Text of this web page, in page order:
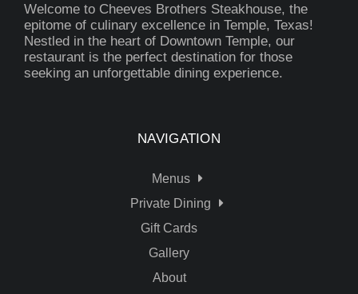
Welcome to Cheeves Brothers Steakhouse, the
epitome of culinary excellence in Temple, Texas!
Nestled in the heart of Downtown Temple, our
restaurant is the perfect destination for those
seeking an unforgettable dining experience.
NAVIGATION
Menus
Private Dining
Gift Cards
Gallery
About